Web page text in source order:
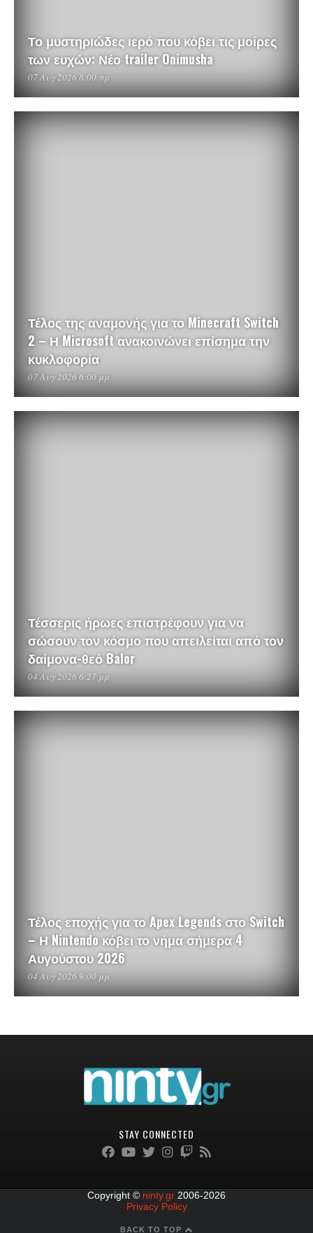
Το μυστηριώδες ιερό που κόβει τις μοίρες
των ευχών: Νέο trailer Onimusha
07 Αυγ 2026 8:00 πμ
Τέλος της αναμονής για το Minecraft Switch
2 – Η Microsoft ανακοινώνει επίσημα την
κυκλοφορία
07 Αυγ 2026 6:00 μμ
Τέσσερις ήρωες επιστρέφουν για να
σώσουν τον κόσμο που απειλείται από τον
δαίμονα-θεό Balor
04 Αυγ 2026 6:27 μμ
Τέλος εποχής για το Apex Legends στο Switch
– Η Nintendo κόβει το νήμα σήμερα 4
Αυγούστου 2026
04 Αυγ 2026 9:00 μμ
STAY CONNECTED
Copyright © ninty.gr 2006-2026
Privacy Policy
BACK TO TOP